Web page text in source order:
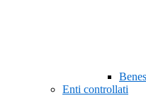
Enti controllati